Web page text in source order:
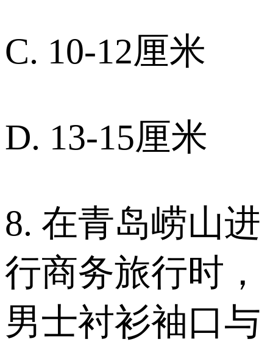
C. 10-12厘米
D. 13-15厘米
8. 在青岛崂山进
行商务旅行时，
男士衬衫袖口与